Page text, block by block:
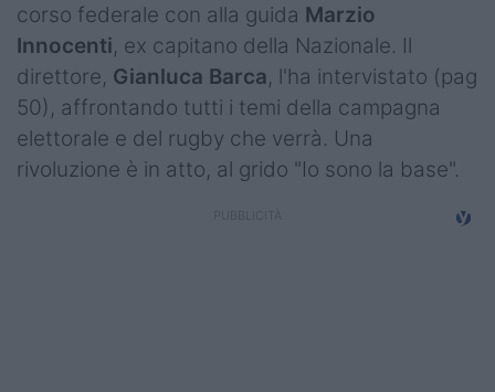
corso federale con alla guida Marzio
Innocenti, ex capitano della Nazionale. Il
direttore, Gianluca Barca, l'ha intervistato (pag
50), affrontando tutti i temi della campagna
elettorale e del rugby che verrà. Una
rivoluzione è in atto, al grido "Io sono la base".